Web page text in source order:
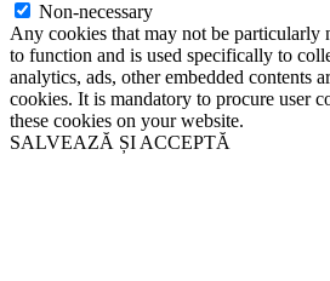
Non-necessary
Any cookies that may not be particularly
to function and is used specifically to
analytics, ads, other embedded contents
cookies. It is mandatory to procure user
these cookies on your website.
SALVEAZĂ ȘI ACCEPTĂ